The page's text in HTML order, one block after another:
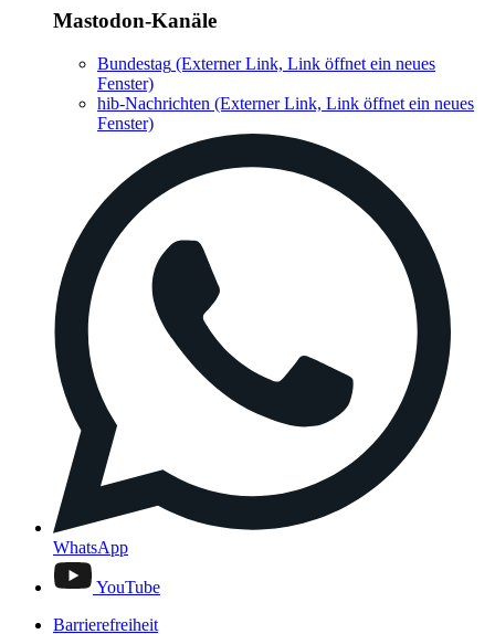
Mastodon-Kanäle
Bundestag (Externer Link, Link öffnet ein neues
Fenster)
hib-Nachrichten (Externer Link, Link öffnet ein neues
Fenster)
WhatsApp
YouTube
Barrierefreiheit